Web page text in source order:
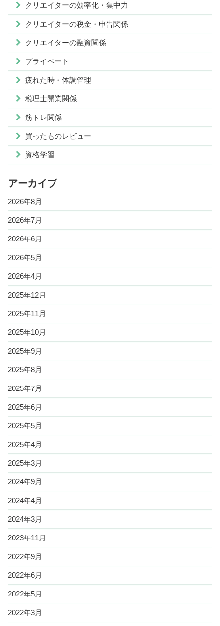
クリエイターの効率化・集中力
クリエイターの税金・申告関係
クリエイターの融資関係
プライベート
疲れた時・体調管理
税理士開業関係
筋トレ関係
買ったものレビュー
資格学習
アーカイブ
2026年8月
2026年7月
2026年6月
2026年5月
2026年4月
2025年12月
2025年11月
2025年10月
2025年9月
2025年8月
2025年7月
2025年6月
2025年5月
2025年4月
2025年3月
2024年9月
2024年4月
2024年3月
2023年11月
2022年9月
2022年6月
2022年5月
2022年3月